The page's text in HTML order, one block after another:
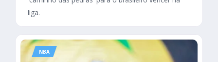
liga.
NBA